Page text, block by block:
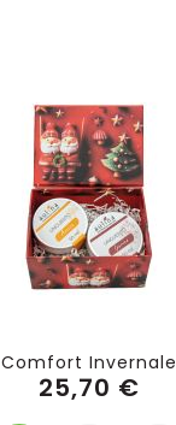
Comfort Invernale
25,70 €